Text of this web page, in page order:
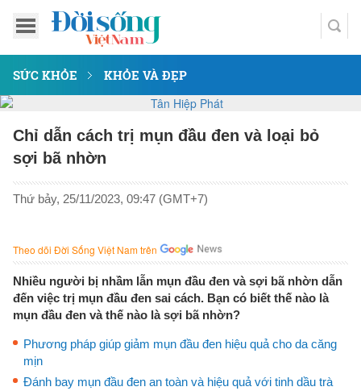
SỨC KHỎE KHỎE VÀ ĐẸP
Chỉ dẫn cách trị mụn đầu đen và loại bỏ
sợi bã nhờn
Thứ bảy, 25/11/2023, 09:47 (GMT+7)
Theo dõi Đời Sống Việt Nam trên
Nhiều người bị nhầm lẫn mụn đầu đen và sợi bã nhờn dẫn
đến việc trị mụn đầu đen sai cách. Bạn có biết thế nào là
mụn đầu đen và thế nào là sợi bã nhờn?
Phương pháp giúp giảm mụn đầu đen hiệu quả cho da căng
mịn
Đánh bay mụn đầu đen an toàn và hiệu quả với tinh dầu trà